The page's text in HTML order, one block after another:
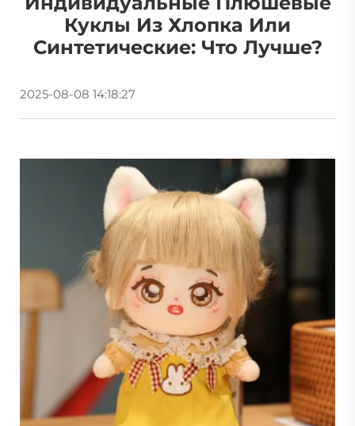
Куклы Из Хлопка Или
Синтетические: Что Лучше?
2025-08-08 14:18:27